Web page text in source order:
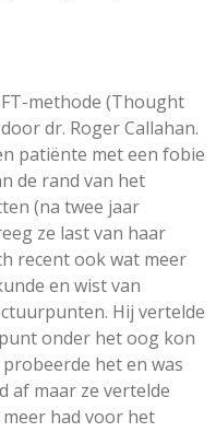
methode (Thought
dr. Roger Callahan.
patiënte met een fobie
de rand van het
(na twee jaar
ze last van haar
recent ook wat meer
en wist van
Hij vertelde
onder het oog kon
het en was
af maar ze vertelde
had voor het